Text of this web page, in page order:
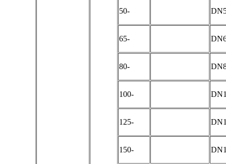
50-
65-
80-
100-
125-
150-